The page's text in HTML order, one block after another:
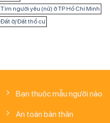
Tìm người yêu (nữ) ở TP Hồ Chí Minh
Đất ở/ Đất thổ cư
Bạn thuộc mẫu người nào
An toàn bản thân